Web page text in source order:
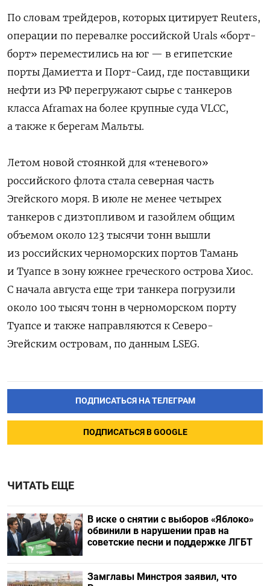
По словам трейдеров, которых цитирует Reuters,
операции по перевалке российской Urals «борт-
борт» переместились на юг — в египетские
порты Дамиетта и Порт-Саид, где поставщики
нефти из РФ перегружают сырье с танкеров
класса Aframax на более крупные суда VLCC,
а также к берегам Мальты.
Летом новой стоянкой для «теневого»
российского флота стала северная часть
Эгейского моря. В июле не менее четырех
танкеров с дизтопливом и газойлем общим
объемом около 123 тысячи тонн вышли
из российских черноморских портов Тамань
и Туапсе в зону южнее греческого острова Хиос.
С начала августа еще три танкера погрузили
около 100 тысяч тонн в черноморском порту
Туапсе и также направляются к Северо-
Эгейским островам, по данным LSEG.
ПОДПИСАТЬСЯ НА ТЕЛЕГРАМ
ПОДПИСАТЬСЯ В GOOGLE
ЧИТАТЬ ЕЩЕ
В иске о снятии с выборов «Яблоко»
обвинили в нарушении прав на
советские песни и поддержке ЛГБТ
Замглавы Минстроя заявил, что